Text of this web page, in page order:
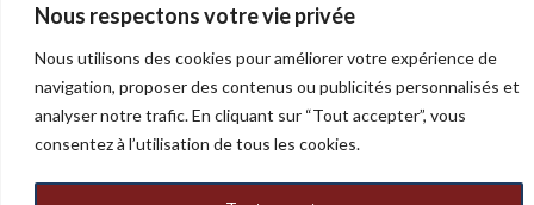
Nous respectons votre vie privée
Nous utilisons des cookies pour améliorer votre expérience de
navigation, proposer des contenus ou publicités personnalisés et
analyser notre trafic. En cliquant sur “Tout accepter”, vous
consentez à l’utilisation de tous les cookies.
EN